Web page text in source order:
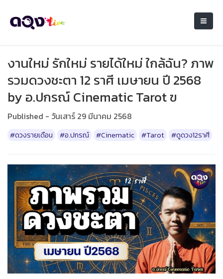
งานใหม่ รักใหม่ รายได้ใหม่ ใกล้ฉัน? ภาพ
รวมดวงชะตา 12 ราศี เมษายน ปี 2568
by อ.ปกรณ์ Cinematic Tarot ฃ
Published - วันเสาร์ 29 มีนาคม 2568
#ดวงรายเดือน #อ.ปกรณ์ #Cinematic #Tarot #ดูดวง12ราศี